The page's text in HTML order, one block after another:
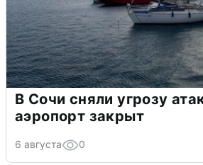
В Сочи сняли угрозу
аэропорт закрыт
6 августа 0